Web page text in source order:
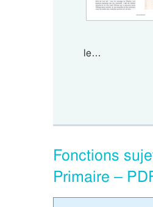
le…
Fonctions
Primaire –